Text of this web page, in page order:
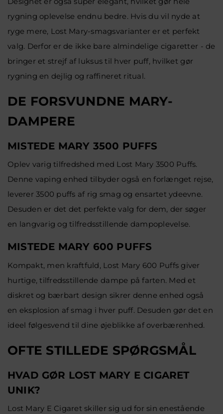
rygning oplevelse endnu bedre. Hvis du vil nyde at
ryge mere, Lost Mary-smagsvarianter er et perfekt
valg. Derfor er de ikke bare almindelige cigaretter - de
bringer et strejf af luksus til hver puff, hvilket gør
rygning en dejlig og raffineret ritual.
DE FORSVUNDNE MARY-
DAMPERE
MISTEDE MARY 3500 PUFFS
Oplev varig tilfredshed med Lost Mary 3500 Puffs.
Denne vaping enhed tilbyder også en forlænget rejse,
leverer 3500 puffs af rig smag og ensartet ydeevne.
Desuden er det det perfekte valg for dem, der søger
en langvarig og tilfredsstillende dampoplevelse.
MISTEDE MARY 600 PUFFS
Kompakt, men kraftfuld, Lost Mary 600 Puffs giver
hurtige, tilfredsstillende dampe på farten. Med et
diskret og bærbart design sikrer denne enhed også
en eksplosion af smag i hver puff. Desuden gør det en
ideel følgesvend til dine øjeblikke af overbærenhed.
OFTE STILLEDE SPØRGSMÅL
HVAD GØR LOST MARY E CIGARET
UNIK?
Lost Mary E Cigaret skiller sig ud for sin enestående